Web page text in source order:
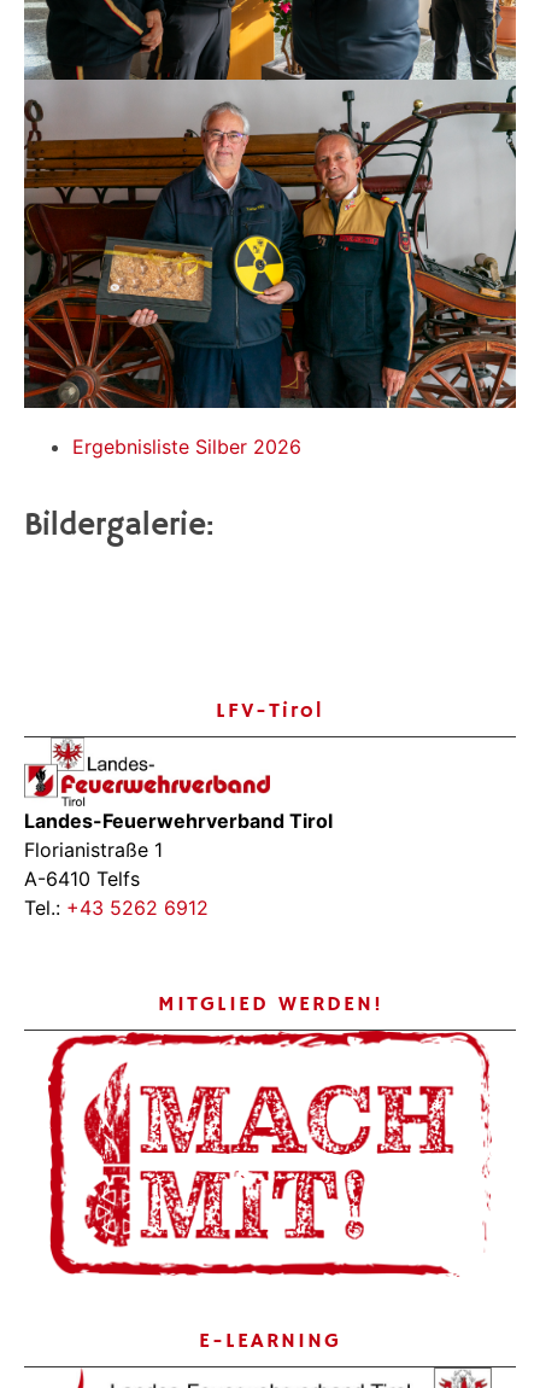
Ergebnisliste Silber 2026
Bildergalerie:
LFV-Tirol
Landes-Feuerwehrverband Tirol
Florianistraße 1
A-6410 Telfs
Tel.: +43 5262 6912
MITGLIED WERDEN!
E-LEARNING